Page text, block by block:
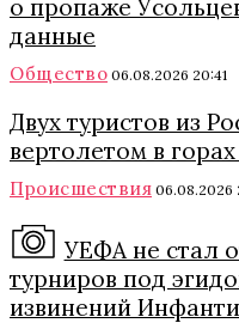
о пропаже
данные
Общество 06.08.2026 20:41
Двух туристов из
вертолетом в
Происшествия 06.08.2026
УЕФА не стал
турниров под
извинений